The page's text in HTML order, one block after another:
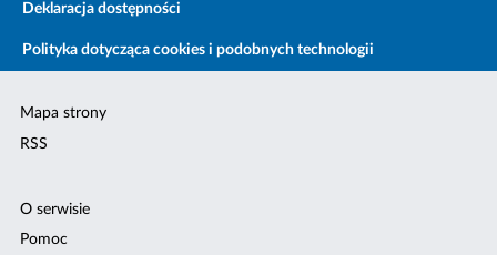
Deklaracja dostępności
Polityka dotycząca cookies i podobnych technologii
Mapa strony
RSS
O serwisie
Pomoc